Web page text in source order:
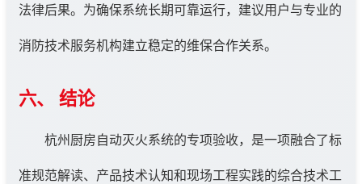
法律后果。为确保系统长期可靠运行，建议用户与专业的
消防技术服务机构建立稳定的维保合作关系。
六、 结论
杭州厨房自动灭火系统的专项验收，是一项融合了标
准规范解读、产品技术认知和现场工程实践的综合技术工